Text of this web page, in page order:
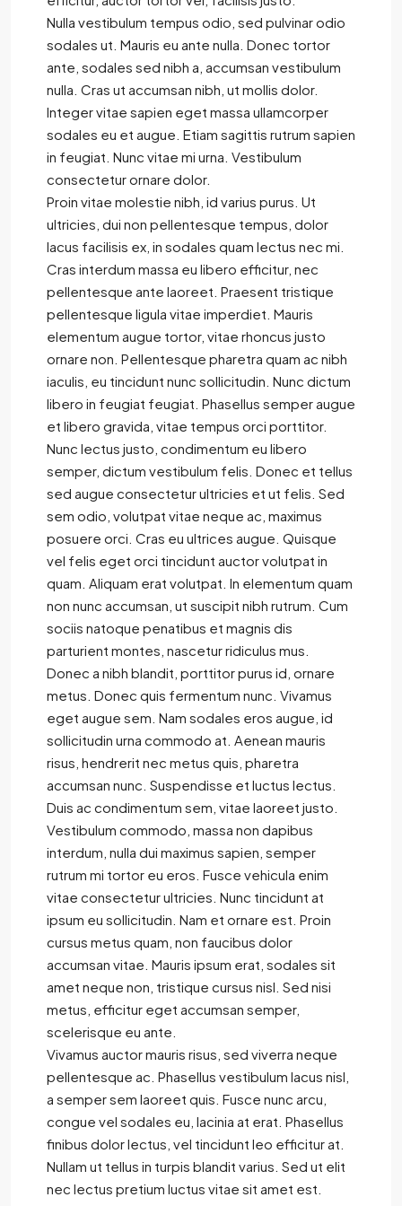
Nulla vestibulum tempus odio, sed pulvinar odio
sodales ut. Mauris eu ante nulla. Donec tortor
ante, sodales sed nibh a, accumsan vestibulum
nulla. Cras ut accumsan nibh, ut mollis dolor.
Integer vitae sapien eget massa ullamcorper
sodales eu et augue. Etiam sagittis rutrum sapien
in feugiat. Nunc vitae mi urna. Vestibulum
consectetur ornare dolor.
Proin vitae molestie nibh, id varius purus. Ut
ultricies, dui non pellentesque tempus, dolor
lacus facilisis ex, in sodales quam lectus nec mi.
Cras interdum massa eu libero efficitur, nec
pellentesque ante laoreet. Praesent tristique
pellentesque ligula vitae imperdiet. Mauris
elementum augue tortor, vitae rhoncus justo
ornare non. Pellentesque pharetra quam ac nibh
iaculis, eu tincidunt nunc sollicitudin. Nunc dictum
libero in feugiat feugiat. Phasellus semper augue
et libero gravida, vitae tempus orci porttitor.
Nunc lectus justo, condimentum eu libero
semper, dictum vestibulum felis. Donec et tellus
sed augue consectetur ultricies et ut felis. Sed
sem odio, volutpat vitae neque ac, maximus
posuere orci. Cras eu ultrices augue. Quisque
vel felis eget orci tincidunt auctor volutpat in
quam. Aliquam erat volutpat. In elementum quam
non nunc accumsan, ut suscipit nibh rutrum. Cum
sociis natoque penatibus et magnis dis
parturient montes, nascetur ridiculus mus.
Donec a nibh blandit, porttitor purus id, ornare
metus. Donec quis fermentum nunc. Vivamus
eget augue sem. Nam sodales eros augue, id
sollicitudin urna commodo at. Aenean mauris
risus, hendrerit nec metus quis, pharetra
accumsan nunc. Suspendisse et luctus lectus.
Duis ac condimentum sem, vitae laoreet justo.
Vestibulum commodo, massa non dapibus
interdum, nulla dui maximus sapien, semper
rutrum mi tortor eu eros. Fusce vehicula enim
vitae consectetur ultricies. Nunc tincidunt at
ipsum eu sollicitudin. Nam et ornare est. Proin
cursus metus quam, non faucibus dolor
accumsan vitae. Mauris ipsum erat, sodales sit
amet neque non, tristique cursus nisl. Sed nisi
metus, efficitur eget accumsan semper,
scelerisque eu ante.
Vivamus auctor mauris risus, sed viverra neque
pellentesque ac. Phasellus vestibulum lacus nisl,
a semper sem laoreet quis. Fusce nunc arcu,
congue vel sodales eu, lacinia at erat. Phasellus
finibus dolor lectus, vel tincidunt leo efficitur at.
Nullam ut tellus in turpis blandit varius. Sed ut elit
nec lectus pretium luctus vitae sit amet est.